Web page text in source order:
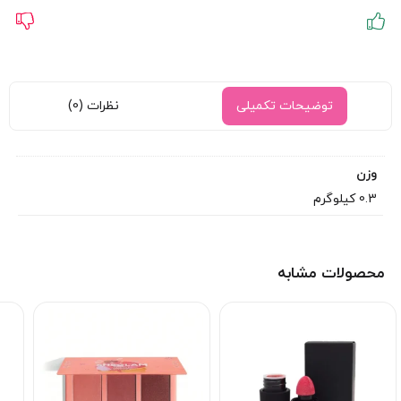
توضیحات تکمیلی نظرات (0)
وزن
0.3 کیلوگرم
محصولات مشابه